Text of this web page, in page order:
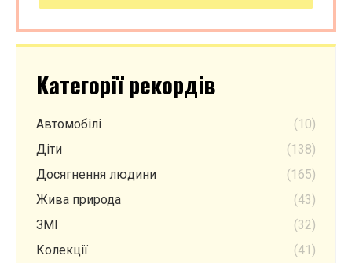
Категорії рекордів
Автомобілі
(10)
Діти
(138)
Досягнення людини
(165)
Жива природа
(43)
ЗМІ
(32)
Колекції
(41)